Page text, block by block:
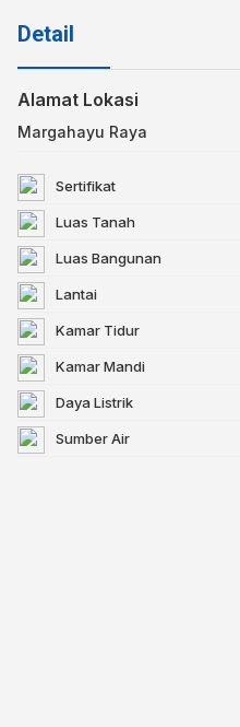
Detail
Alamat Lokasi
Margahayu Raya
Sertifikat
Luas Tanah
Luas Bangunan
Lantai
Kamar Tidur
Kamar Mandi
Daya Listrik
Sumber Air